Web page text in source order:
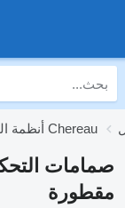
أنظمة الفرملة Chereau
مقطورة